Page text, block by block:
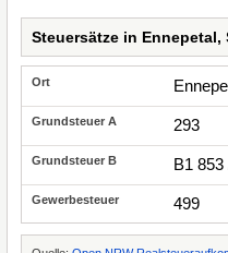
Steuersätze in
293
B1
499